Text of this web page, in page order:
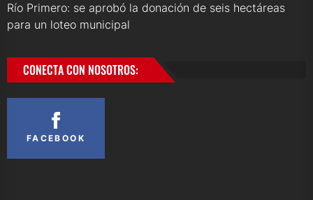
Río Primero: se aprobó la donación de seis hectáreas
para un loteo municipal
CONECTA CON NOSOTROS:
FACEBOOK